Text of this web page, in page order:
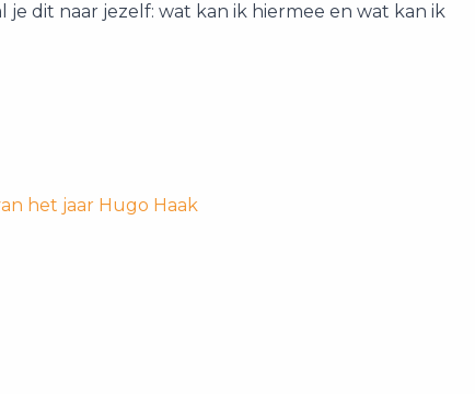
dit naar jezelf: wat kan ik hiermee en wat kan ik
het jaar Hugo Haak